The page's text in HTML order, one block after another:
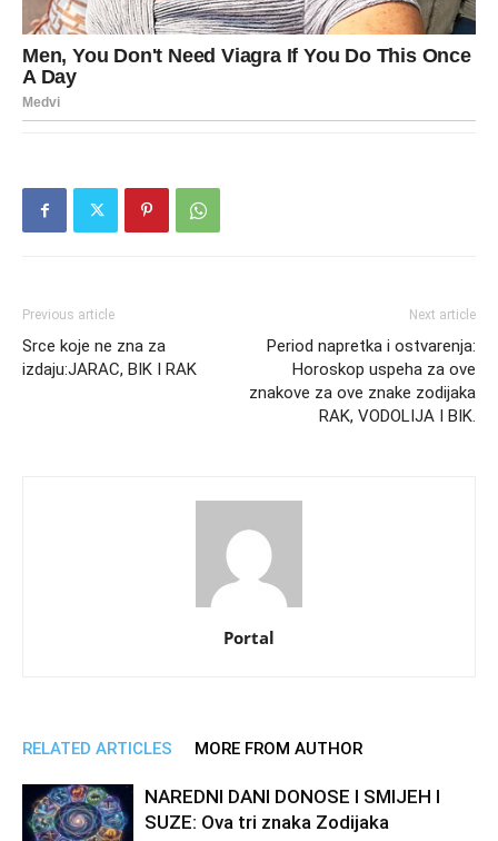
Previous article
Srce koje ne zna za
izdaju:JARAC, BIK I RAK
Next article
Period napretka i ostvarenja:
Horoskop uspeha za ove
znakove za ove znake zodijaka
RAK, VODOLIJA I BIK.
Portal
RELATED ARTICLES MORE FROM AUTHOR
NAREDNI DANI DONOSE I SMIJEH I
SUZE: Ova tri znaka Zodijaka